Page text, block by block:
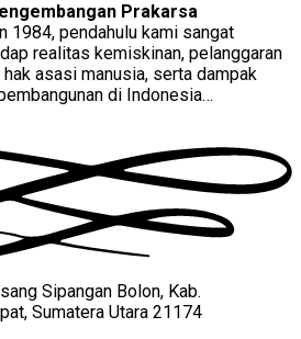
Prakarsa
1984, pendahulu kami sangat
realitas kemiskinan, pelanggaran
asasi manusia, serta dampak
di Indonesia…
Sipangan Bolon, Kab.
Sumatera Utara 21174